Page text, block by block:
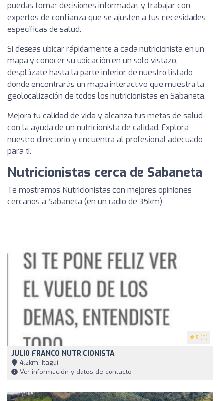
puedas tomar decisiones informadas y trabajar con
expertos de confianza que se ajusten a tus necesidades
específicas de salud.
Si deseas ubicar rápidamente a cada nutricionista en un
mapa y conocer su ubicación en un solo vistazo,
desplázate hasta la parte inferior de nuestro listado,
donde encontrarás un mapa interactivo que muestra la
geolocalización de todos los nutricionistas en Sabaneta.
Mejora tu calidad de vida y alcanza tus metas de salud
con la ayuda de un nutricionista de calidad. Explora
nuestro directorio y encuentra al profesional adecuado
para ti.
Nutricionistas cerca de Sabaneta
Te mostramos Nutricionistas con mejores opiniones
cercanos a Sabaneta (en un radio de 35km)
5 (5)
JULIO FRANCO NUTRICIONISTA
4,2km, Itagüí
Ver información y datos de contacto